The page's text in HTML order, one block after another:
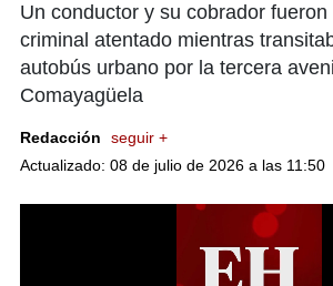
Un conductor y su cobrador
criminal atentado mientras
autobús urbano por la tercera
Comayagüela
Redacción
seguir +
Actualizado: 08 de julio de 2026 a las 11:50